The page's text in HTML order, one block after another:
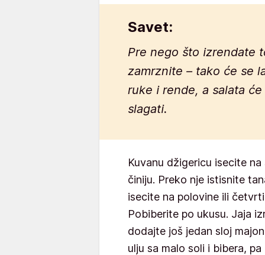
Savet:
Pre nego što izrendate
zamrznite – tako će se
ruke i rende, a salata
slagati.
Kuvanu džigericu isecite
činiju. Preko nje istisnite
isecite na polovine ili
Pobiberite po ukusu. Jaja
dodajte još jedan sloj
ulju sa malo soli i bibera,